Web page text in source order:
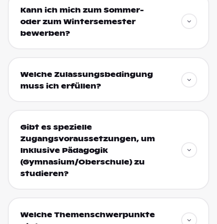
Kann ich mich zum Sommer-
oder zum Wintersemester
bewerben?
Welche Zulassungsbedingung
muss ich erfüllen?
Gibt es spezielle
Zugangsvoraussetzungen, um
Inklusive Pädagogik
(Gymnasium/Oberschule) zu
studieren?
Welche Themenschwerpunkte